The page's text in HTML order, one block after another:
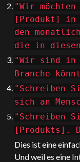
"Wir
[Produkt] in
den
die in
"Wir sind in
Branche
"Schreiben
sich an
"Schreiben
Dies ist eine
Und weil es eine